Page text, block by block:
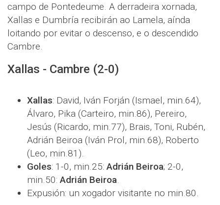
campo de Pontedeume. A derradeira xornada,
Xallas e Dumbría recibirán ao Lamela, aínda
loitando por evitar o descenso, e o descendido
Cambre.
Xallas - Cambre (2-0)
Xallas: David, Iván Forján (Ismael, min.64),
Álvaro, Pika (Carteiro, min.86), Pereiro,
Jesús (Ricardo, min.77), Brais, Toni, Rubén,
Adrián Beiroa (Iván Prol, min.68), Roberto
(Leo, min.81).
Goles: 1-0, min.25:Adrián Beiroa; 2-0,
min.50:Adrián Beiroa.
Expusión: un xogador visitante no min.80.